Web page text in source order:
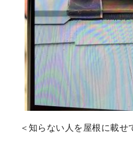
＜知らない人を屋根に載せ